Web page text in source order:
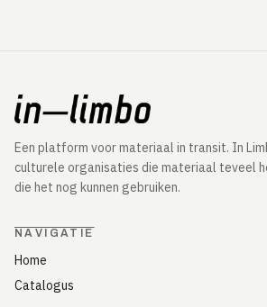
Een platform voor materiaal in transit. In
culturele organisaties die materiaal teveel
die het nog kunnen gebruiken.
NAVIGATIE
Home
Catalogus